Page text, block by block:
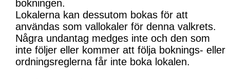
bokningen.
Lokalerna kan dessutom bokas för att
användas som vallokaler för denna valkrets.
Några undantag medges inte och den som
inte följer eller kommer att följa boknings- eller
ordningsreglerna får inte boka lokalen.